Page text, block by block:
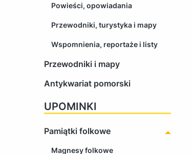
Powieści, opowiadania
Przewodniki, turystyka i mapy
Wspomnienia, reportaże i listy
Przewodniki i mapy
Antykwariat pomorski
UPOMINKI
Pamiątki folkowe
Magnesy folkowe